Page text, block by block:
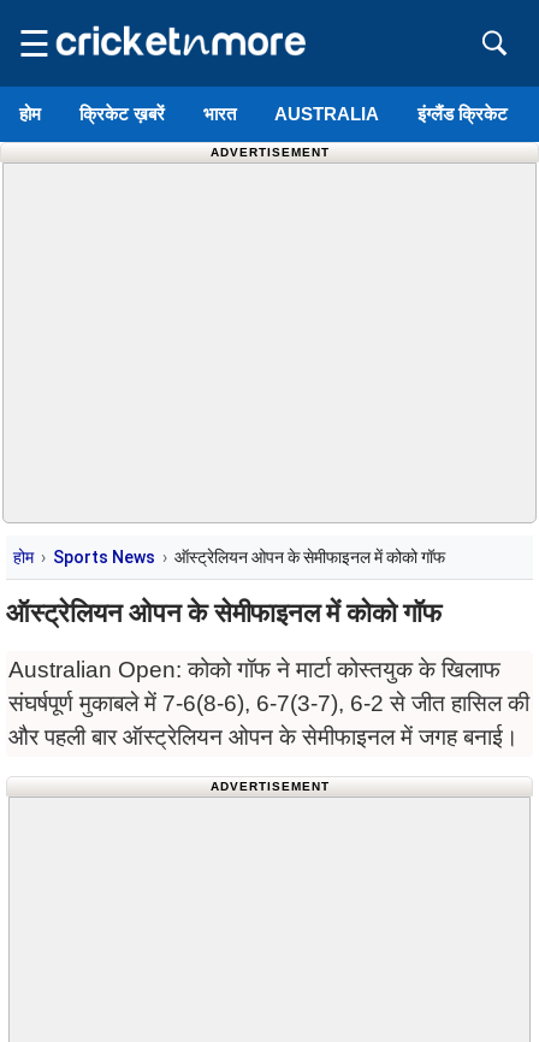
☰
होम क्रिकेट ख़बरें भारत AUSTRALIA इंग्लैंड क्रिकेट
ADVERTISEMENT
होम Sports News ऑस्ट्रेलियन ओपन के सेमीफाइनल में कोको गॉफ
ऑस्ट्रेलियन ओपन के सेमीफाइनल में कोको गॉफ
Australian Open: कोको गॉफ ने मार्टा कोस्तयुक के खिलाफ
संघर्षपूर्ण मुकाबले में 7-6(8-6), 6-7(3-7), 6-2 से जीत हासिल की
और पहली बार ऑस्ट्रेलियन ओपन के सेमीफाइनल में जगह बनाई।
ADVERTISEMENT